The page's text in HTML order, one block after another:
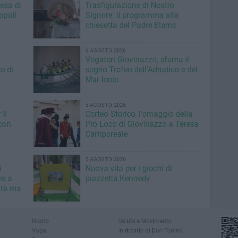
di
Trasfigurazione di Nostro
Signore: il programma alla
chiesetta del Padre Eterno
di
6 AGOSTO 2026
Vogatori Giovinazzo, sfuma il
sogno Trofeo dell'Adriatico e del
Mar Ionio
il
5 AGOSTO 2026
Corteo Storico, l'omaggio della
Pro Loco di Giovinazzo a Teresa
Camporeale
a
ma
5 AGOSTO 2026
Nuova vita per i giochi di
piazzetta Kennedy
Nuoto
Voga
Salute e Movimento
In ricordo di Don Tonino